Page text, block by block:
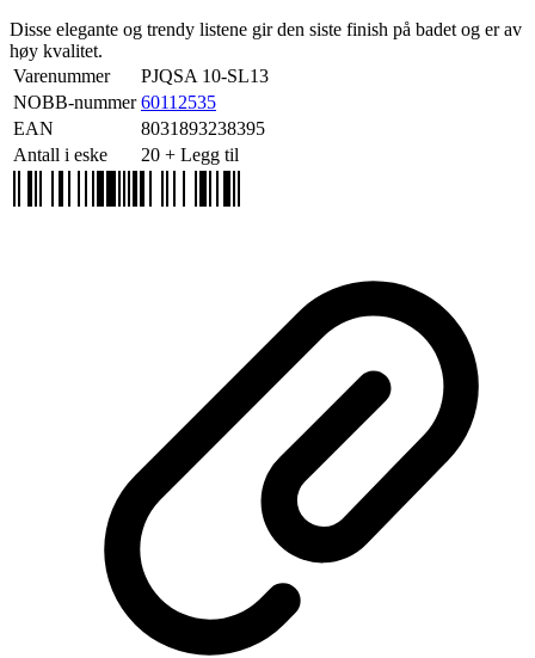
Disse elegante og trendy listene gir den siste finish på badet og er av
høy kvalitet.
Varenummer
PJQSA 10-SL13
NOBB-nummer 60112535
EAN
8031893238395
Antall i eske
20 + Legg til